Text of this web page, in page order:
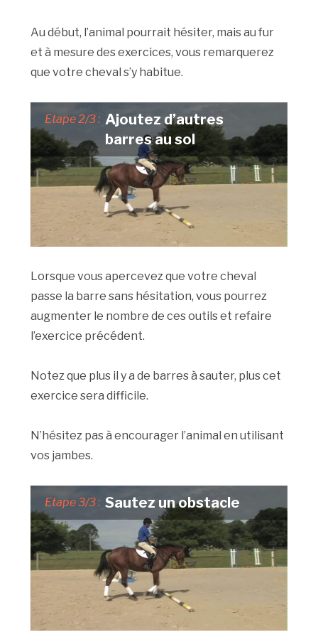
Au début, l’animal pourrait hésiter, mais au fur
et à mesure des exercices, vous remarquerez
que votre cheval s’y habitue.
Etape 2/3 : Ajoutez d’autres
barres au sol
Lorsque vous apercevez que votre cheval
passe la barre sans hésitation, vous pourrez
augmenter le nombre de ces outils et refaire
l’exercice précédent.
Notez que plus il y a de barres à sauter, plus cet
exercice sera difficile.
N’hésitez pas à encourager l’animal en utilisant
vos jambes.
Etape 3/3 : Sautez un obstacle